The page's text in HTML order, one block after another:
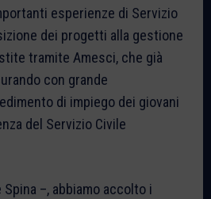
esperienze di Servizio
dei progetti alla gestione
tramite Amesci, che già
con grande
di impiego dei giovani
del Servizio Civile
–, abbiamo accolto i